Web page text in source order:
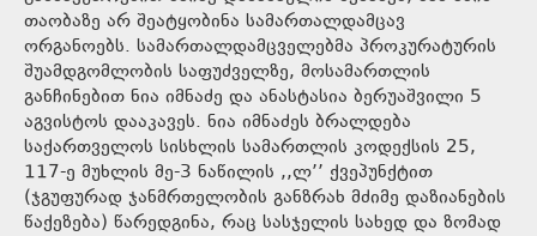
თაობაზე არ შეატყობინა სამართალდამცავ
ორგანოებს. სამართალდამცველებმა პროკურატურის
შუამდგომლობის საფუძველზე, მოსამართლის
განჩინებით ნია იმნაძე და ანასტასია ბერუაშვილი 5
აგვისტოს დააკავეს. ნია იმნაძეს ბრალდება
საქართველოს სისხლის სამართლის კოდექსის 25,
117-ე მუხლის მე-3 ნაწილის ,,ლ’’ ქვეპუნქტით
(ჯგუფურად ჯანმრთელობის განზრახ მძიმე დაზიანების
წაქეზება) წარედგინა, რაც სასჯელის სახედ და ზომად